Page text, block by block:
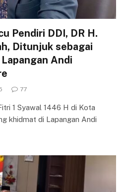
Pendiri DDI, DR H.
Ditunjuk sebagai
Andi
77
1 Syawal 1446 H di Kota
khidmat di Lapangan Andi